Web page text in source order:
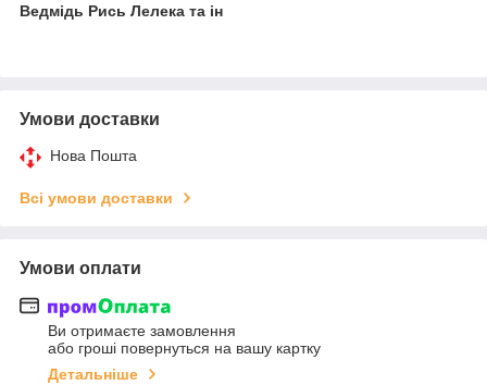
Ведмідь Рись Лелека та ін
Умови доставки
Нова Пошта
Всі умови доставки
Умови оплати
Ви отримаєте замовлення
або гроші повернуться на вашу картку
Детальніше